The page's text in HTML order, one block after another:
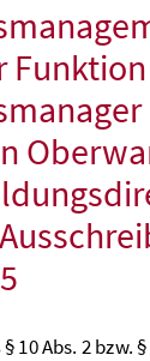
Funktion
10Abs. 2bzw.